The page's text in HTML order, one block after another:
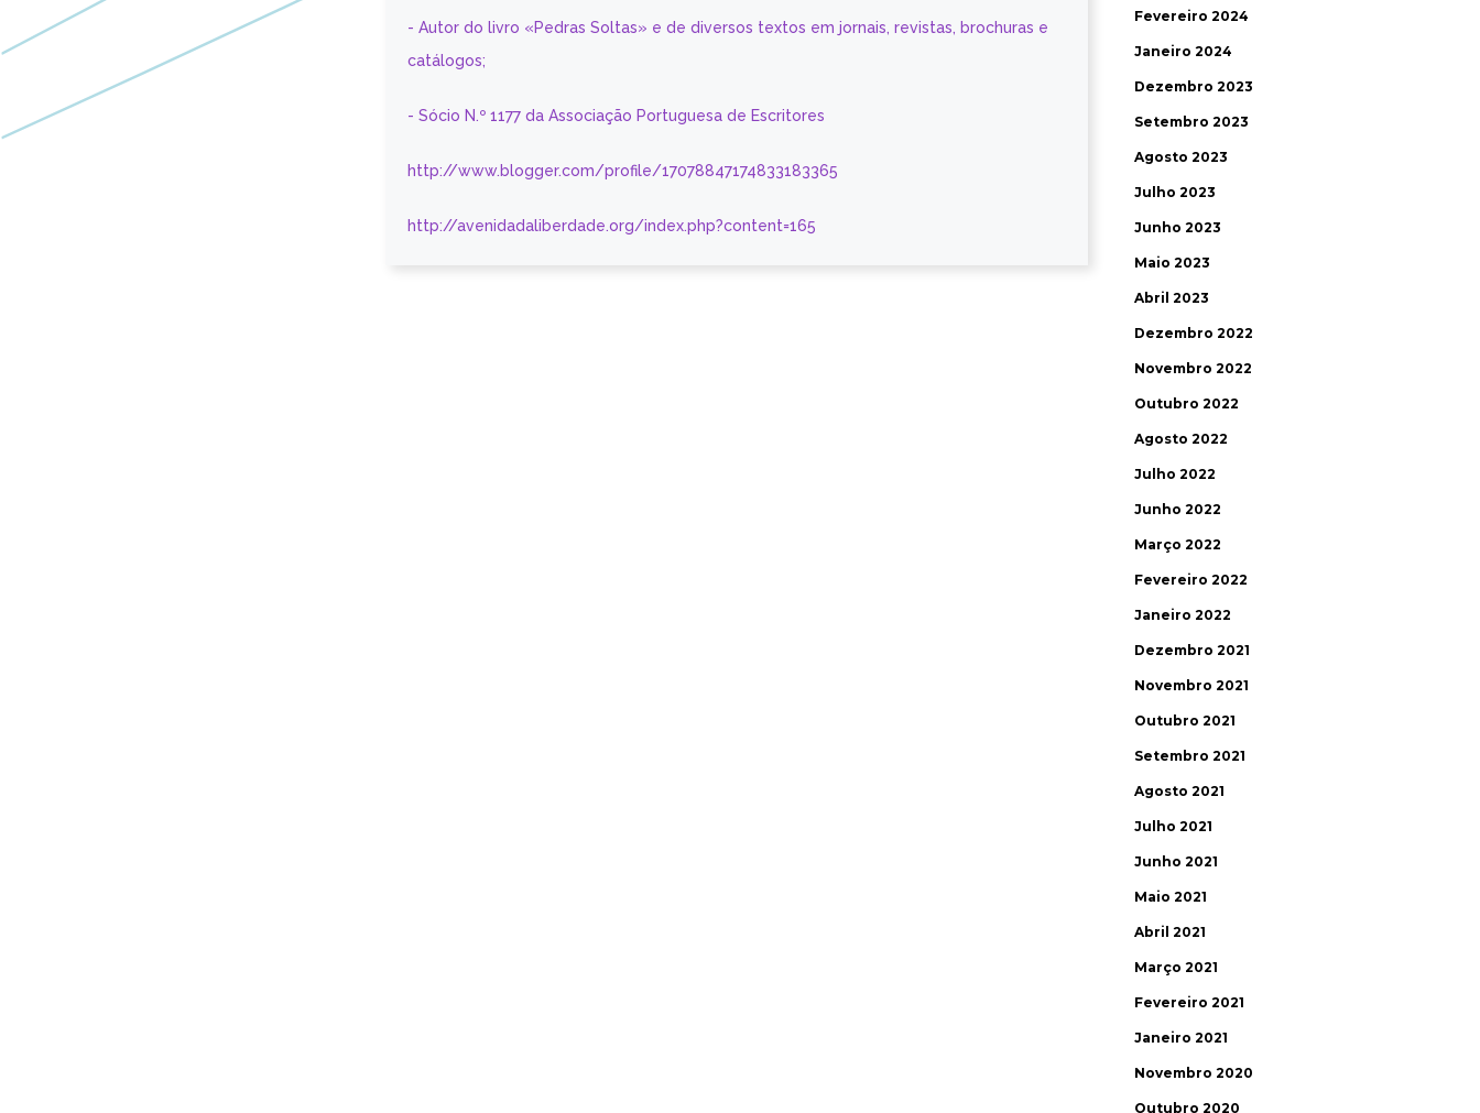
- Autor do livro «Pedras Soltas» e de diversos textos em jornais, revistas, brochuras e
catálogos;
- Sócio N.º 1177 da Associação Portuguesa de Escritores
http://www.blogger.com/profile/17078847174833183365
http://avenidadaliberdade.org/index.php?content=165
Fevereiro 2024
Janeiro 2024
Dezembro 2023
Setembro 2023
Agosto 2023
Julho 2023
Junho 2023
Maio 2023
Abril 2023
Dezembro 2022
Novembro 2022
Outubro 2022
Agosto 2022
Julho 2022
Junho 2022
Março 2022
Fevereiro 2022
Janeiro 2022
Dezembro 2021
Novembro 2021
Outubro 2021
Setembro 2021
Agosto 2021
Julho 2021
Junho 2021
Maio 2021
Abril 2021
Março 2021
Fevereiro 2021
Janeiro 2021
Novembro 2020
Outubro 2020